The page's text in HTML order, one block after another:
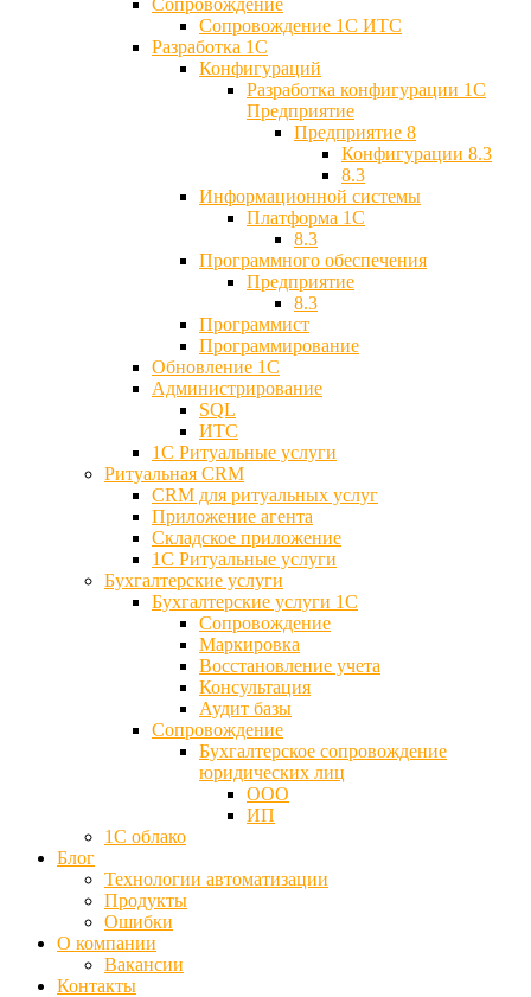
Cопровождение
Cопровождение 1С ИТС
Разработка 1C
Конфигураций
Разработка конфигурации 1С
Предприятие
Предприятие 8
Конфигурации 8.3
8.3
Информационной системы
Платформа 1С
8.3
Программного обеспечения
Предприятие
8.3
Программист
Программирование
Обновление 1С
Администрирование
SQL
ИТС
1С Ритуальные услуги
Ритуальная CRM
CRM для ритуальных услуг
Приложение агента
Складское приложение
1С Ритуальные услуги
Бухгалтерские услуги
Бухгалтерские услуги 1С
Сопровождение
Маркировка
Восстановление учета
Консультация
Аудит базы
Cопровождение
Бухгалтерское сопровождение
юридических лиц
ООО
ИП
1С облако
Блог
Технологии автоматизации
Продукты
Ошибки
О компании
Вакансии
Контакты